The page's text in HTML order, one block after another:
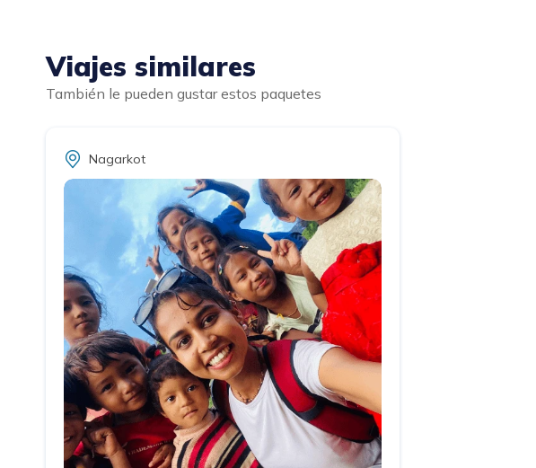
Viajes similares
También le pueden gustar estos paquetes
Nagarkot